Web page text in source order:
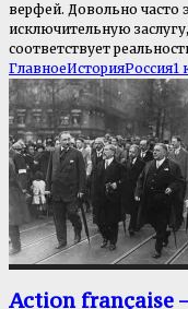
верфей. Довольно часто
исключительную
соответствует
ГлавноеИсторияРоссия1
Action française